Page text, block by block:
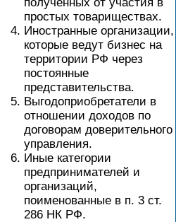
простых товариществах.
Иностранные организации,
которые ведут бизнес на
территории РФ через
постоянные
представительства.
Выгодоприобретатели в
отношении доходов по
договорам доверительного
управления.
Иные категории
предпринимателей и
организаций,
поименованные в п. 3 ст.
286 НК РФ.